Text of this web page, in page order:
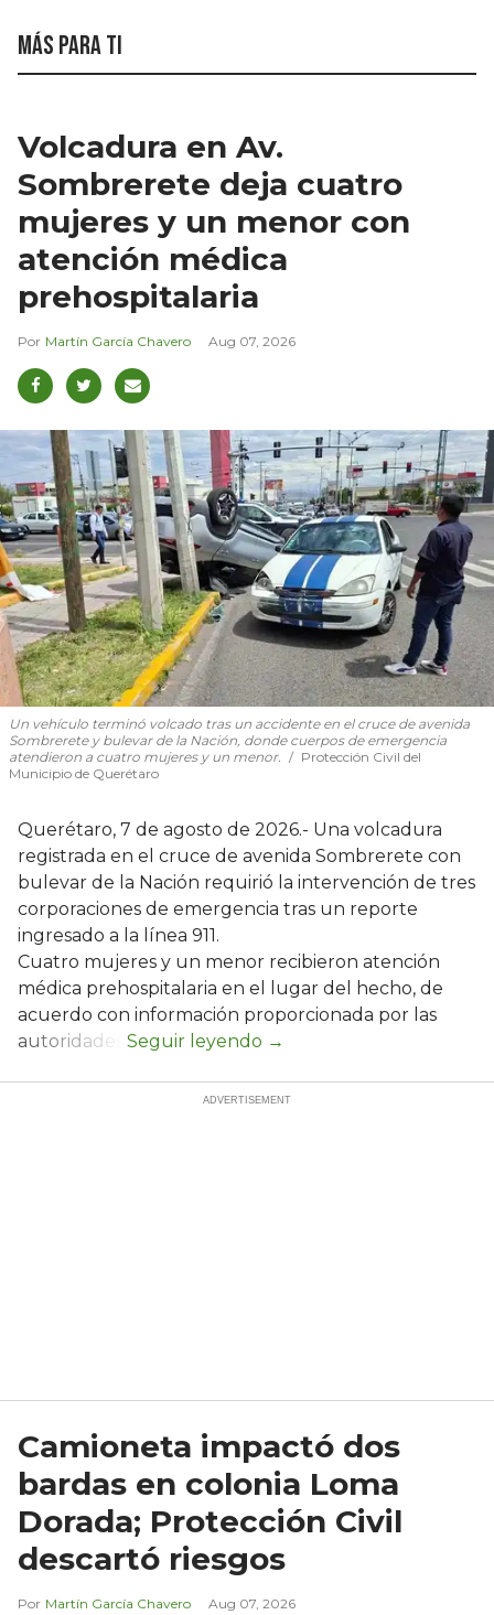
Más para ti
Volcadura en Av.
Sombrerete deja cuatro
mujeres y un menor con
atención médica
prehospitalaria
Martín García Chavero Aug 07, 2026
Un vehículo terminó volcado tras un accidente en el cruce de avenida
Sombrerete y bulevar de la Nación, donde cuerpos de emergencia
atendieron a cuatro mujeres y un menor.
Protección Civil del
Municipio de Querétaro
Querétaro, 7 de agosto de 2026.- Una volcadura
registrada en el cruce de avenida Sombrerete con
bulevar de la Nación requirió la intervención de tres
corporaciones de emergencia tras un reporte
ingresado a la línea 911.
Cuatro mujeres y un menor recibieron atención
médica prehospitalaria en el lugar del hecho, de
acuerdo con información proporcionada por las
autoridades.
Camioneta impactó dos
bardas en colonia Loma
Dorada; Protección Civil
descartó riesgos
Martín García Chavero Aug 07, 2026